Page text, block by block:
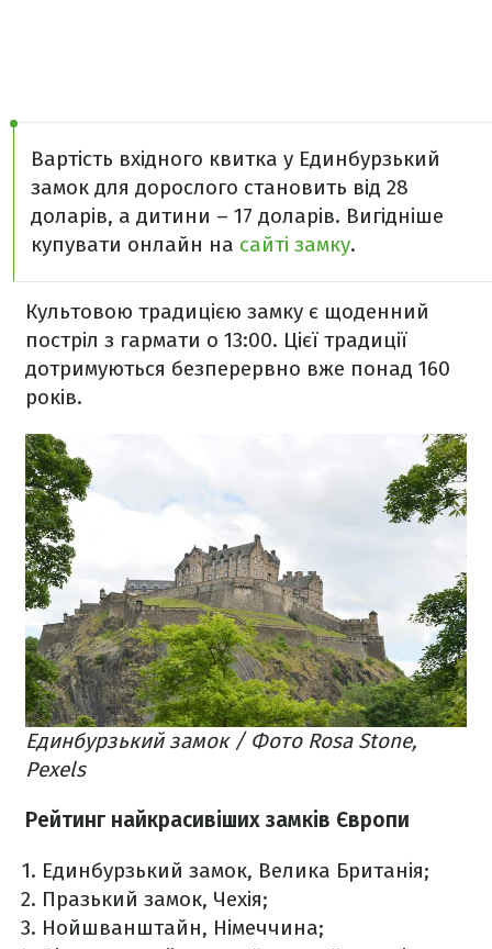
Вартість вхідного квитка у Единбурзький
замок для дорослого становить від 28
доларів, а дитини – 17 доларів. Вигідніше
купувати онлайн на сайті замку.
Культовою традицією замку є щоденний
постріл з гармати о 13:00. Цієї традиції
дотримуються безперервно вже понад 160
років.
Единбурзький замок / Фото Rosa Stone,
Pexels
Рейтинг найкрасивіших замків Європи
Единбурзький замок, Велика Британія;
Празький замок, Чехія;
Нойшванштайн, Німеччина;